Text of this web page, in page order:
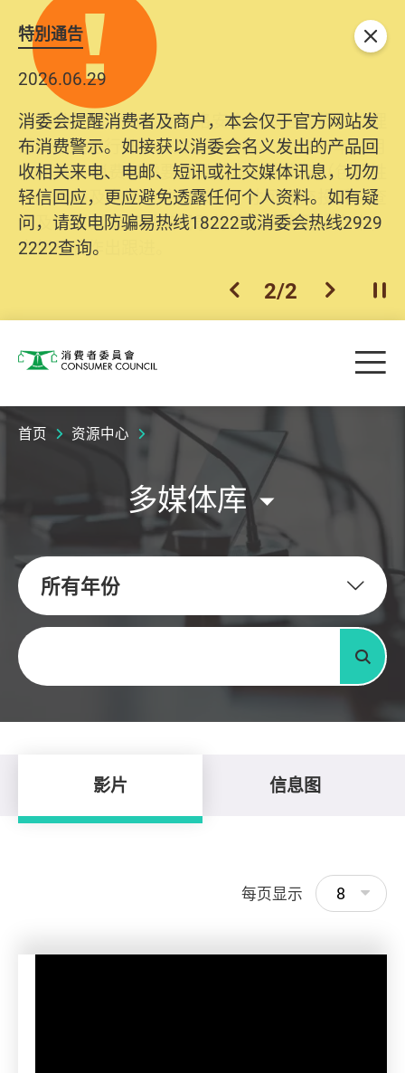
特別通告
2026.06.29
消委会提醒消费者及商户，本会仅于官方网站发
布消费警示。如接获以消委会名义发出的产品回
收相关来电、电邮、短讯或社交媒体讯息，切勿
轻信回应，更应避免透露任何个人资料。如有疑
问，请致电防骗易热线18222或消委会热线2929
2222查询。
2025.10.31
为提升使用者体验及网络安全，本会的投诉处理
系统已经进行升级及推出新功能。由2025年11月
10日起，消费者需要提供基本联络资料（包括姓
名、电邮及电话）注册帐户，才可提交投诉、查
询及建议。所有提交纪录将清晰整合于帐户中，
方便日后作出跟进。
上一个
2/2 下一个开
关闭
消费者委员会 目
首页 资源中心
多媒体库
所有年份
关键字
搜寻
影片 信息图
每页显示 8